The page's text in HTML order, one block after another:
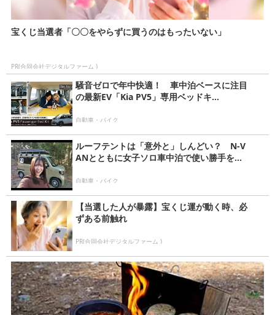
宝くじ当選者「〇〇をやらずに買うのはもったいない」
PR(合同会社デジタルファーム )
騒音ゼロで年中快適！ 車中泊ベースに注目
の最新EV「Kia PV5」専用ベッドキ...
自動車・バイク
ルーフテントは「意外と」しんどい？ N-V
ANとともに女子ソロ車中泊で使い勝手を...
自動車・バイク
【当選した人が暴露】宝くじ運が動く時、必
ずある前触れ
PR(合同会社デジタルファーム )